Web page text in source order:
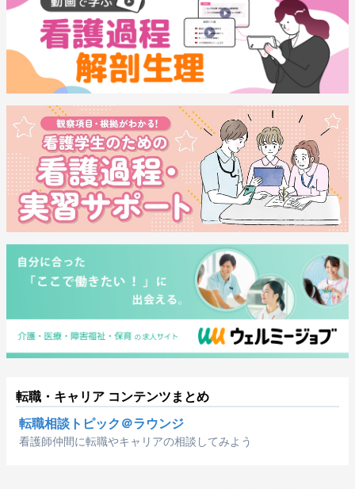
転職・キャリア コンテンツまとめ
転職相談トピック＠ラウンジ
看護師仲間に転職やキャリアの相談してみよう